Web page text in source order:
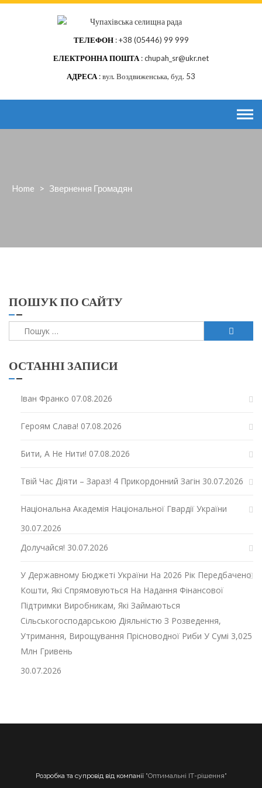
Skip
ТЕЛЕФОН +38 (05446) 99 999
ЕЛЕКТРОННА ПОШТА chupah_sr@ukr.net
АДРЕСА вул. Воздвиженська, буд. 53
Home > Звернення Громадян
ПОШУК ПО САЙТУ
Пошук:
ОСТАННІ ЗАПИСИ
Іван Франко 07.08.2026
Героям Слава! 07.08.2026
Бити, А Не Нити! 07.08.2026
Твій Час Діяти – Зараз! 4 Прикордонний Загін 30.07.2026
Національна Академія Національної Гвардії України
30.07.2026
Долучайся! 30.07.2026
У Державному Бюджеті України На 2026 Рік Передбачено
Кошти, Які Спрямовуються На Надання Фінансової
Підтримки Виробникам, Які Займаються
Сільськогосподарською Діяльністю З Розведення,
Утримання, Вирощування Прісноводної Риби У Сумі 3,025
Млн Гривень
30.07.2026
Розробка та супровід від компанії "Оптимальні ІТ-рішення"